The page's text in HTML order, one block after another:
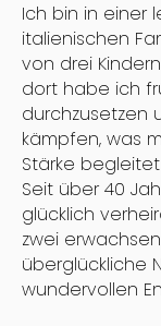
Ich bin in einer
italienischen
von drei
dort habe ich
durchzusetzen
kämpfen, was
Stärke
Seit über 40
glücklich
zwei
überglückliche
wundervollen